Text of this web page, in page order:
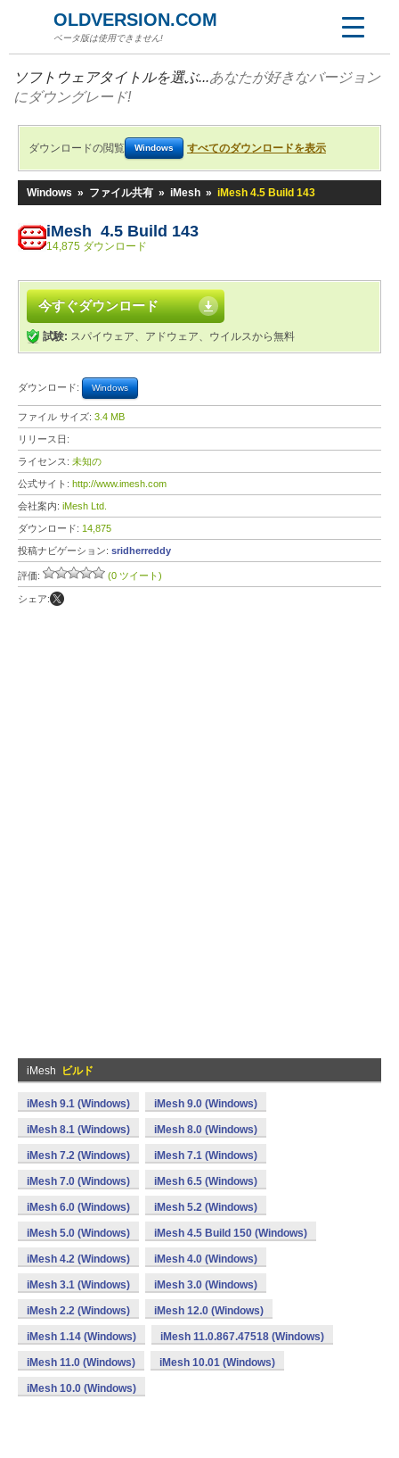
OLDVERSION.COM
ベータ版は使用できません!
ソフトウェアタイトルを選ぶ...あなたが好きなバージョン
にダウングレード!
ダウンロードの閲覧 Windows すべてのダウンロードを表示
Windows » ファイル共有 » iMesh » iMesh 4.5 Build 143
iMesh 4.5 Build 143
14,875 ダウンロード
今すぐダウンロード
試験: スパイウェア、アドウェア、ウイルスから無料
ダウンロード: Windows
ファイル サイズ: 3.4 MB
リリース日:
ライセンス: 未知の
公式サイト: http://www.imesh.com
会社案内: iMesh Ltd.
ダウンロード: 14,875
投稿ナビゲーション: sridherreddy
評価: (0 ツイート)
シェア:
iMesh ビルド
iMesh 9.1 (Windows) iMesh 9.0 (Windows)
iMesh 8.1 (Windows) iMesh 8.0 (Windows)
iMesh 7.2 (Windows) iMesh 7.1 (Windows)
iMesh 7.0 (Windows) iMesh 6.5 (Windows)
iMesh 6.0 (Windows) iMesh 5.2 (Windows)
iMesh 5.0 (Windows) iMesh 4.5 Build 150 (Windows)
iMesh 4.2 (Windows) iMesh 4.0 (Windows)
iMesh 3.1 (Windows) iMesh 3.0 (Windows)
iMesh 2.2 (Windows) iMesh 12.0 (Windows)
iMesh 1.14 (Windows) iMesh 11.0.867.47518 (Windows)
iMesh 11.0 (Windows) iMesh 10.01 (Windows)
iMesh 10.0 (Windows)